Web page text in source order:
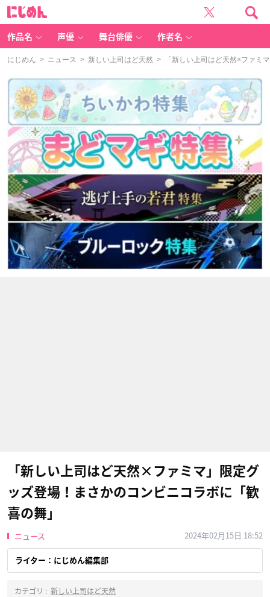
作品名 声優 舞台俳優 作者名
にじめん > ニュース > 新しい上司はど天然 > 「新しい上司はど天然×ファミ
「新しい上司はど天然×ファミマ」限定グ
ッズ登場！まさかのコンビニコラボに「歓
喜の舞」
ニュース 2024年02月15日 18:52
ライター：にじめん編集部
カテゴリ : 新しい上司はど天然